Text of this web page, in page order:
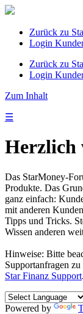
Zurück zu
Login
Zurück zu
Login
Zum Inhalt
☰
Herzlich
Das StarMoney-
Produkte. Das
ganz einfach:
mit anderen
Tipps und Tricks.
Wissen anderen
Hinweise: Bitte
Supportanfragen
Star Finanz Support.
Powered by